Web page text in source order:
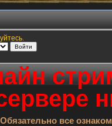
.
Обязательно все